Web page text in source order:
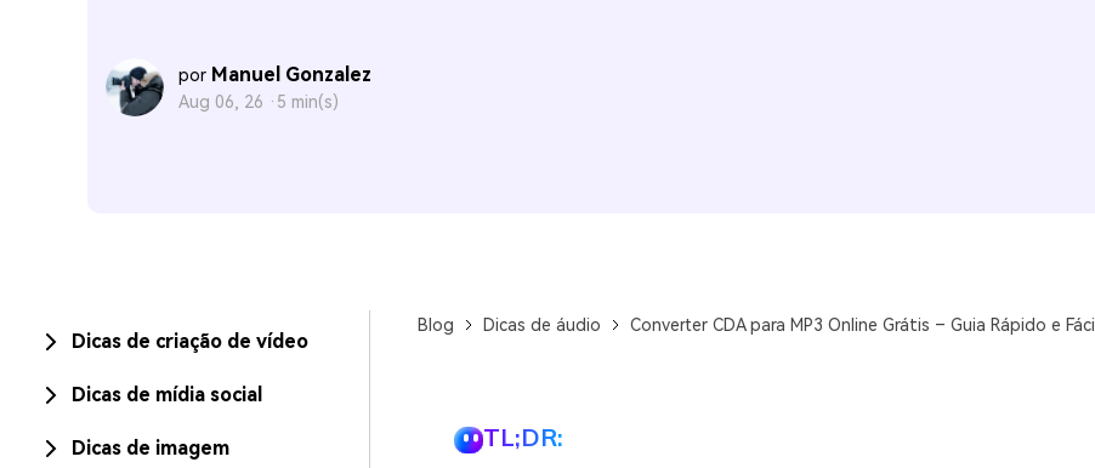
por Manuel Gonzalez
Aug 06, 26 · 5 min(s)
Dicas de criação de vídeo
Dicas de mídia social
Dicas de imagem
Blog Dicas de áudio Converter CDA para MP3 Online Grátis – Guia Rápido e Fácil
TL;DR: